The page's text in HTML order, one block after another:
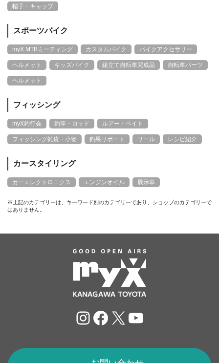
帽子・キャップ
スポーツバイク
myX MTBミーティング カスタムバイク バイクアクセサリー
ヘルメット キッズバイク 組立て自転車完成品 自転車パーツ
ヘルメット
フィッシング
myX釣行会 釣竿・ロッド ルアー・ベイト
フィッシング雑貨・小物 釣果リポート リール レシピ紹介
カースタイリング
カーエレクトロニクス エンジンオイル 展示車
※上記のカテゴリーは、キーワード別のカテゴリーであり、ショップのカテゴリーで
はありません。
Instagram
Facebook
X YouTube